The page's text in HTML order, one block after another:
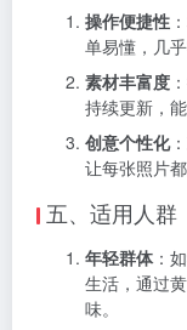
操作便捷性
单易懂，几
素材丰富度
持续更新，
创意个性化
让每张照片
五、适用人群
年轻群体：
生活，通过
味。